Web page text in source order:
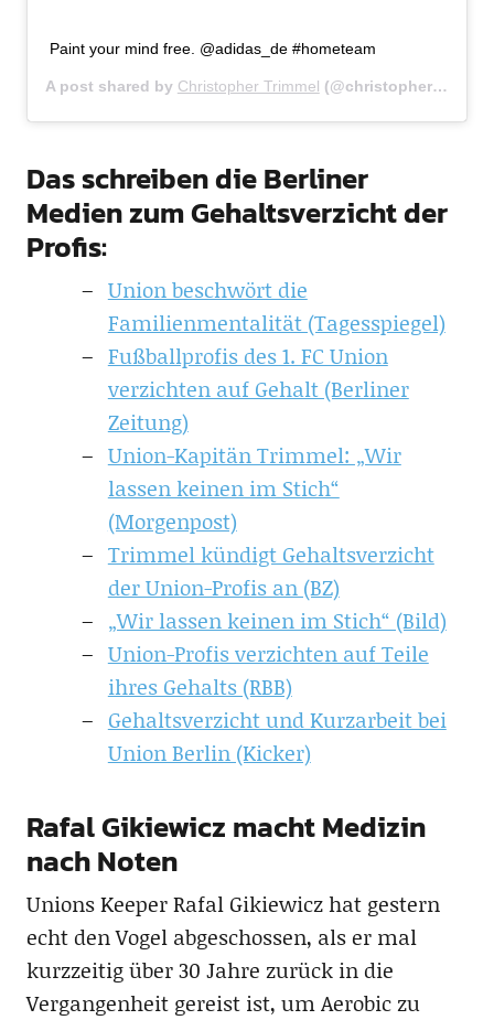
Paint your mind free. @adidas_de #hometeam
A post shared by Christopher Trimmel (@christopher_trimmel28) on
Das schreiben die Berliner
Medien zum Gehaltsverzicht der
Profis:
Union beschwört die
Familienmentalität (Tagesspiegel)
Fußballprofis des 1. FC Union
verzichten auf Gehalt (Berliner
Zeitung)
Union-Kapitän Trimmel: „Wir
lassen keinen im Stich“
(Morgenpost)
Trimmel kündigt Gehaltsverzicht
der Union-Profis an (BZ)
„Wir lassen keinen im Stich“ (Bild)
Union-Profis verzichten auf Teile
ihres Gehalts (RBB)
Gehaltsverzicht und Kurzarbeit bei
Union Berlin (Kicker)
Rafal Gikiewicz macht Medizin
nach Noten
Unions Keeper Rafal Gikiewicz hat gestern
echt den Vogel abgeschossen, als er mal
kurzzeitig über 30 Jahre zurück in die
Vergangenheit gereist ist, um Aerobic zu